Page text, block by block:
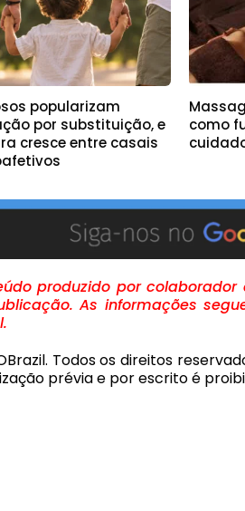
popularizam
por substituição, e
cresce entre casais
como
produzido por
As informações
Todos os direitos
prévia e por escrito é